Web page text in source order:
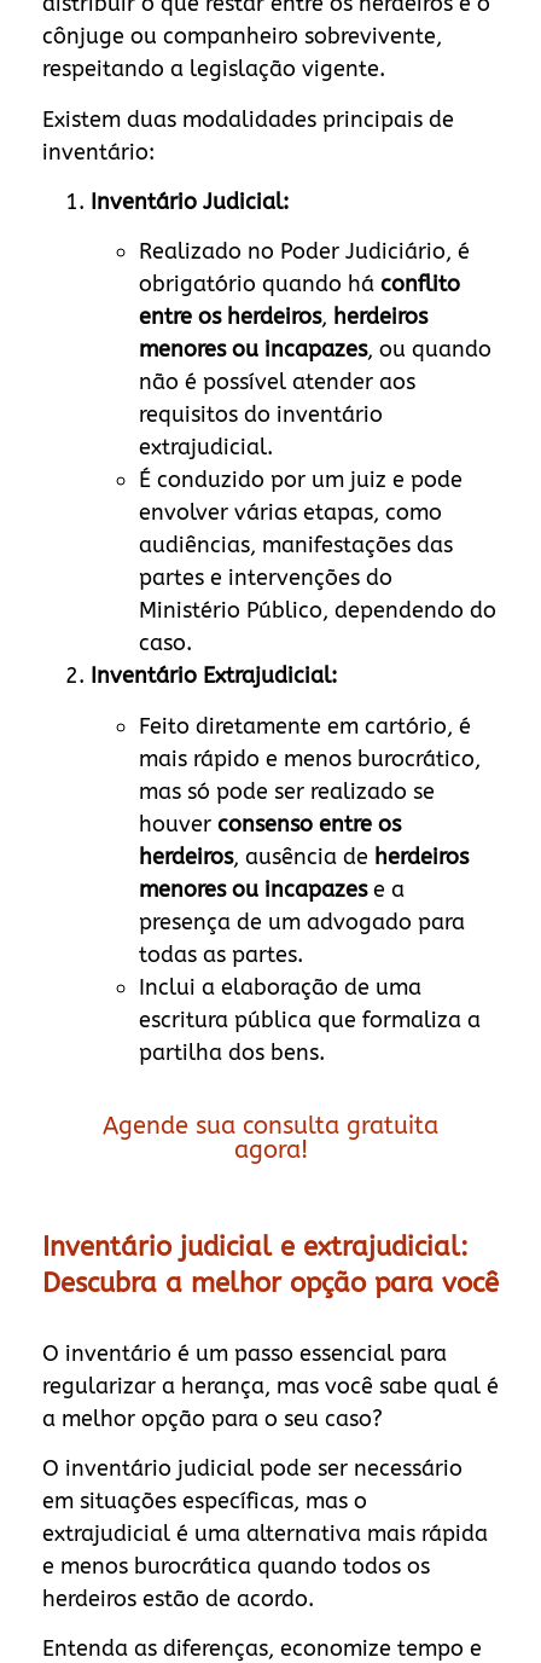
cônjuge ou companheiro sobrevivente,
respeitando a legislação vigente.
Existem duas modalidades principais de
inventário:
Inventário Judicial:
Realizado no Poder Judiciário, é
obrigatório quando há conflito
entre os herdeiros, herdeiros
menores ou incapazes, ou quando
não é possível atender aos
requisitos do inventário
extrajudicial.
É conduzido por um juiz e pode
envolver várias etapas, como
audiências, manifestações das
partes e intervenções do
Ministério Público, dependendo do
caso.
Inventário Extrajudicial:
Feito diretamente em cartório, é
mais rápido e menos burocrático,
mas só pode ser realizado se
houver consenso entre os
herdeiros, ausência de herdeiros
menores ou incapazese a
presença de um advogado para
todas as partes.
Inclui a elaboração de uma
escritura pública que formaliza a
partilha dos bens.
Agende sua consulta gratuita
agora!
Inventário judicial e extrajudicial:
Descubra a melhor opção para você
O inventário é um passo essencial para
regularizar a herança, mas você sabe qual é
a melhor opção para o seu caso?
O inventário judicial pode ser necessário
em situações específicas, mas o
extrajudicial é uma alternativa mais rápida
e menos burocrática quando todos os
herdeiros estão de acordo.
Entenda as diferenças, economize tempo e